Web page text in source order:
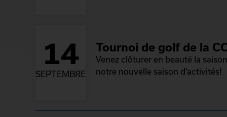
14
SEPTEMBRE
Tournoi de golf de la
Venez clôturer en beauté la
notre nouvelle saison d’activités!